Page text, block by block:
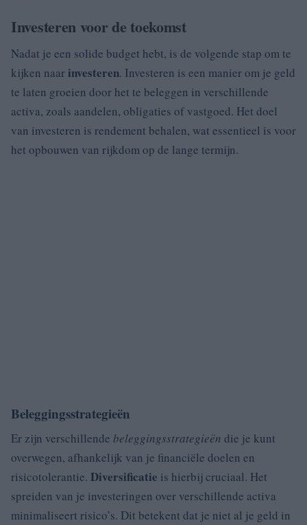
Investeren voor de toekomst
Nadat je een solide budget hebt, is de volgende stap om te
kijken naarinvesteren. Investeren is een manier om je geld
te laten groeien door het te beleggen in verschillende
activa, zoals aandelen, obligaties of vastgoed. Het doel
van investeren is rendement behalen, wat essentieel is voor
het opbouwen van rijkdom op de lange termijn.
Beleggingsstrategieën
Er zijn verschillende beleggingsstrategieën die je kunt
overwegen, afhankelijk van je financiële doelen en
risicotolerantie. Diversificatie is hierbij cruciaal. Het
spreiden van je investeringen over verschillende activa
minimaliseert risico’s. Dit betekent dat je niet al je geld in